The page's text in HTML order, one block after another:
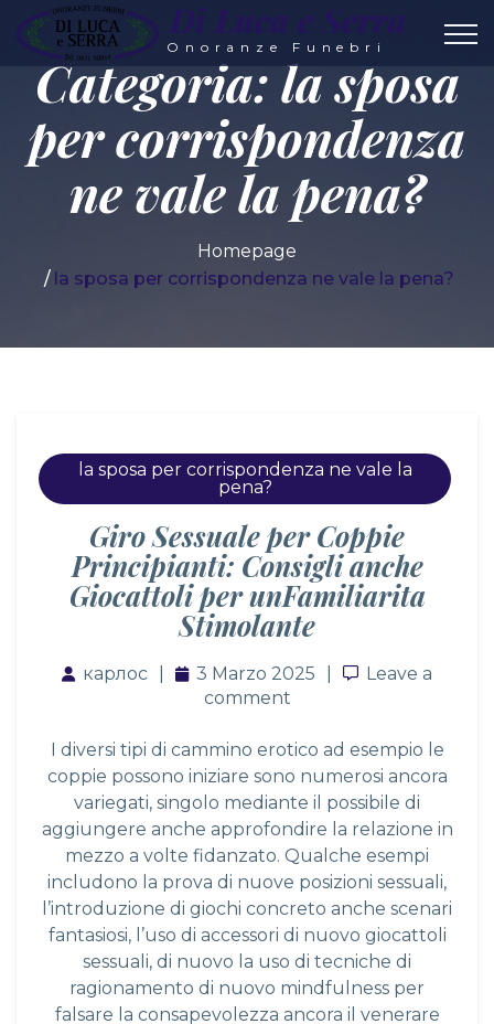
Di Luca e Serra
Onoranze Funebri
Categoria: la sposa
per corrispondenza
ne vale la pena?
Homepage
la sposa per corrispondenza ne vale la pena?
la sposa per corrispondenza ne vale la
pena?
Giro Sessuale per Coppie
Principianti: Consigli anche
Giocattoli per unFamiliarita
Stimolante
карлос 3 Marzo 2025 Leave a
Leave a
comment
I diversi tipi di cammino erotico ad esempio le
coppie possono iniziare sono numerosi ancora
variegati, singolo mediante il possibile di
aggiungere anche approfondire la relazione in
mezzo a volte fidanzato. Qualche esempi
includono la prova di nuove posizioni sessuali,
l’introduzione di giochi concreto anche scenari
fantasiosi, l’uso di accessori di nuovo giocattoli
sessuali, di nuovo la uso di tecniche di
ragionamento di nuovo mindfulness per
falsare la consapevolezza ancora il venerare